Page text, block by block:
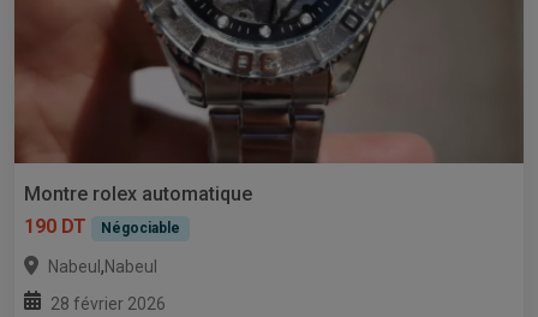
Montre rolex automatique
190 DT
Négociable
Nabeul,Nabeul
28 février 2026